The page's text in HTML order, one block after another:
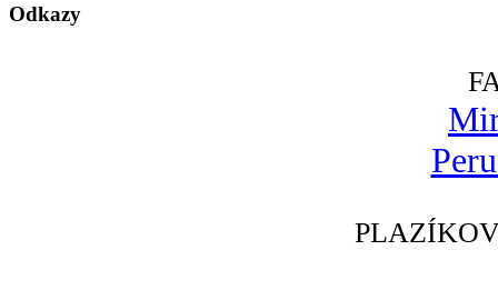
Odkazy